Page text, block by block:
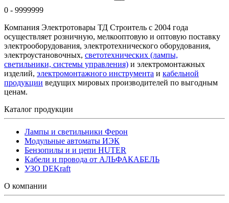
0 - 9999999
Компания Электротовары ТД Строитель с 2004 года
осуществляет розничную, мелкооптовую и оптовую поставку
электрооборудования, электротехнического оборудования,
электроустановочных, светотехнических (лампы,
светильники, системы управления) и электромонтажных
изделий, электромонтажного инструмента и кабельной
продукции ведущих мировых производителей по выгодным
ценам.
Каталог продукции
Лампы и светильники Ферон
Модульные автоматы ИЭК
Бензопилы и и цепи HUTER
Кабели и провода от АЛЬФАКАБЕЛЬ
УЗО DEKraft
О компании